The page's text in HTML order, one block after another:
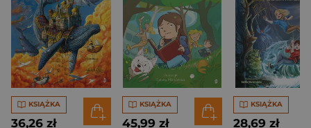
KSIĄŻKA
36,26 zł
KSIĄŻKA
45,99 zł
KSIĄŻKA
28,69 zł